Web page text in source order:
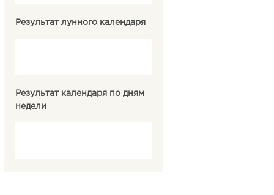
Результат лунного календаря
Результат календаря по дням
недели